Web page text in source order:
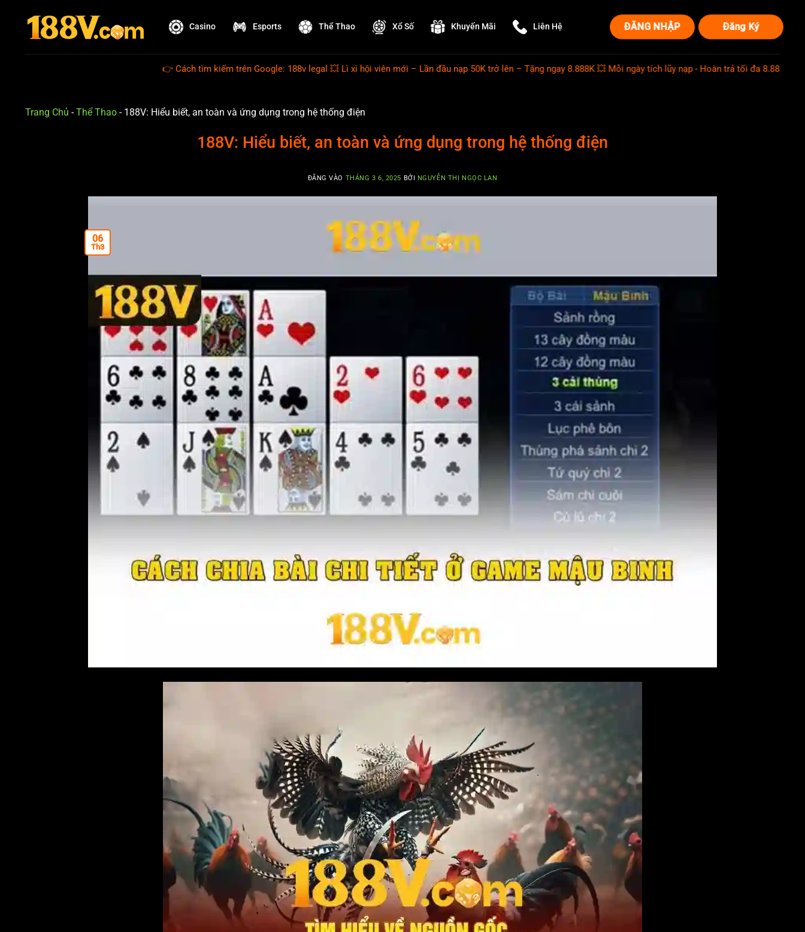
Casino Esports Thể Thao Xổ Số Khuyến Mãi Liên Hệ ĐĂNG NHẬP Đăng Ký
👉 Cách tìm kiếm trên Google: 188v legal 💥 Lì xì hội viên mới – Lần đầu nạp 50K trở lên – Tặng ngay 8.888K 💥 Mỗi ngày tích lũy nạp - Hoàn trả tối đa 8.888K 💥 Ngày
Trang Chủ -Thể Thao - 188V: Hiểu biết, an toàn và ứng dụng trong hệ thống điện
188V: Hiểu biết, an toàn và ứng dụng trong hệ thống điện
ĐĂNG VÀO THÁNG 3 6, 2025 BỞI NGUYỄN THỊ NGỌC LAN
06
Th3